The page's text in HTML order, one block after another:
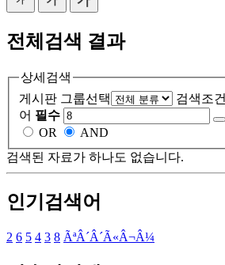
전체검색 결과
상세검색
게시판 그룹선택
검색조건
어 필수
OR
AND
검색된 자료가 하나도 없습니다.
인기검색어
2 6 5 4 3 8 ÃªÂ´Â´Ã«Â¬Â¼